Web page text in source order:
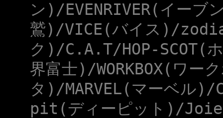
ン)/EVENRIVER(イーブ
鷲)/VICE(バイス)/
ク)/C.A.T/HOP-
界富士)/WORKBOX(ワ
タ)/MARVEL(マーベル
pit(ディーピット)/Joie(